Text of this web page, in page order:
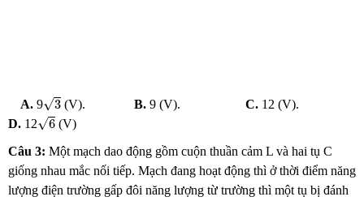
A. 9√3 (V). B. 9 (V). C. 12 (V).
D. 12√6 (V)
Câu 3: Một mạch dao động gồm cuộn thuần cảm L và hai tụ C
giống nhau mắc nối tiếp. Mạch đang hoạt động thì ở thời điểm năng
lượng điện trường gấp đôi năng lượng từ trường thì một tụ bị đánh